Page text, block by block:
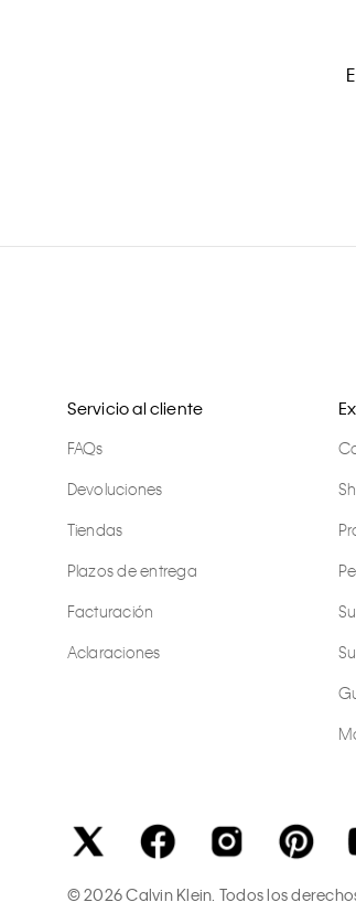
Servicio al cliente
FAQs
Devoluciones
Tiendas
Plazos de entrega
Facturación
Aclaraciones
©2026Calvin Klein. Todos los